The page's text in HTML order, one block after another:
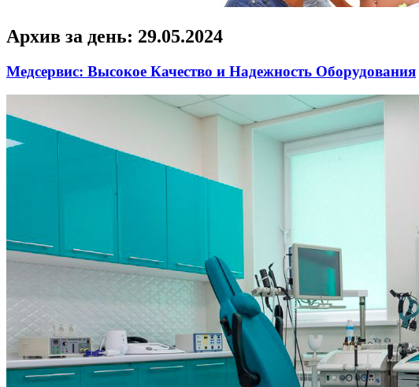
Архив за день: 29.05.2024
Медсервис: Высокое Качество и Надежность Оборудования